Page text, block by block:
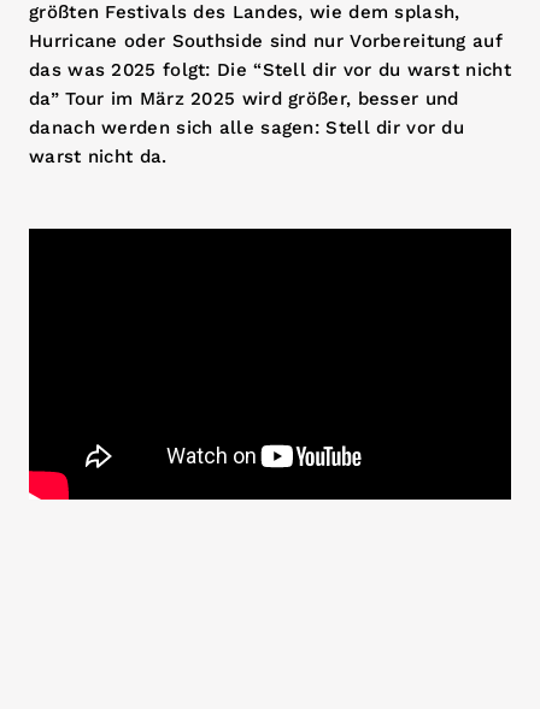
größten Festivals des Landes, wie dem splash,
Hurricane oder Southside sind nur Vorbereitung auf
das was 2025 folgt: Die “Stell dir vor du warst nicht
da” Tour im März 2025 wird größer, besser und
danach werden sich alle sagen: Stell dir vor du
warst nicht da.